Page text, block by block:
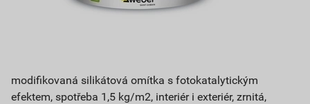
modifikovaná silikátová omítka s fotokatalytickým
efektem, spotřeba 1,5 kg/m2, interiér i exteriér, zrnitá,